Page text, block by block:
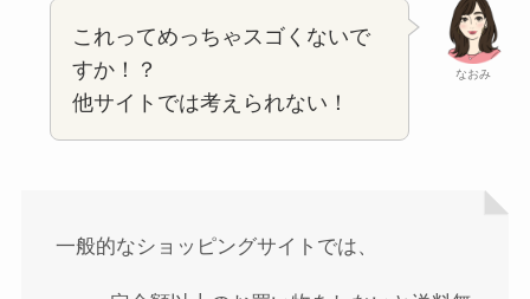
なおみ
これってめっちゃスゴくないで
すか！？
他サイトでは考えられない！
一般的なショッピングサイトでは、